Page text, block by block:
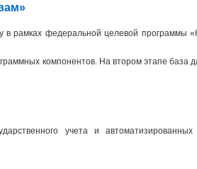
в рамках федеральной целевой программы
компонентов. На втором этапе база
учета и автоматизированных